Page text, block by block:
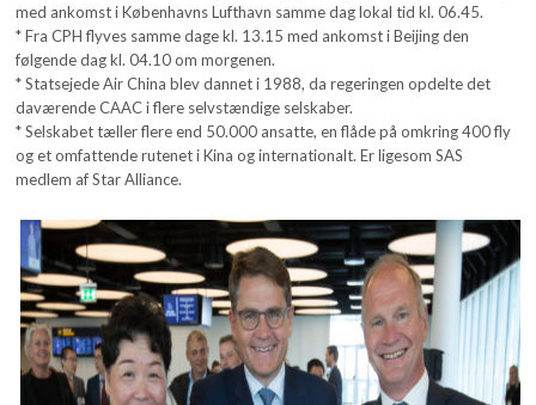
med ankomst i Københavns Lufthavn samme dag lokal tid kl. 06.45.
* Fra CPH flyves samme dage kl. 13.15 med ankomst i Beijing den
følgende dag kl. 04.10 om morgenen.
* Statsejede Air China blev dannet i 1988, da regeringen opdelte det
daværende CAAC i flere selvstændige selskaber.
* Selskabet tæller flere end 50.000 ansatte, en flåde på omkring 400 fly
og et omfattende rutenet i Kina og internationalt. Er ligesom SAS
medlem af Star Alliance.